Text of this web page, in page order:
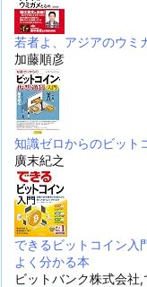
若者よ、アジアのウ
加藤順彦
知識ゼロからのビット
廣末紀之
できるビットコイン入
よく分かる本
ビットバンク株式会社